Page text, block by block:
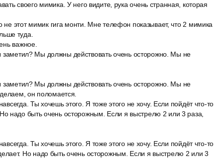
своего мимика. У него видите, рука очень странная, которая
этот мимик гига монти. Мне телефон показывает, что 2 мимика
туда.
важное.
заметил? Мы должны действовать очень осторожно. Мы не
заметил? Мы должны действовать очень осторожно. Мы не
он поломается.
Ты хочешь этого. Я тоже этого не хочу. Если пойдёт что-то
надо быть очень осторожным. Если я выстрелю 2 или 3 раза,
Ты хочешь этого. Я тоже этого не хочу. Если пойдёт что-то
Но надо быть очень осторожным. Если я выстрелю 2 или 3